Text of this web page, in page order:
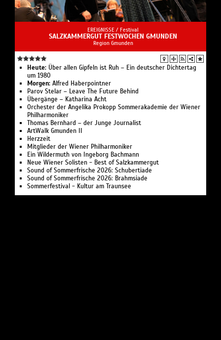
EREIGNISSE / Festival
SALZKAMMERGUT FESTWOCHEN GMUNDEN
Region Gmunden
Heute: Über allen Gipfeln ist Ruh – Ein deutscher Dichtertag
um 1980
Morgen: Alfred Haberpointner
Parov Stelar – Leave The Future Behind
Übergänge – Katharina Acht
Orchester der Angelika Prokopp Sommerakademie der Wiener
Philharmoniker
Thomas Bernhard – der Junge Journalist
ArtWalk Gmunden II
Herzzeit
Mitglieder der Wiener Philharmoniker
Ein Wildermuth von Ingeborg Bachmann
Neue Wiener Solisten - Best of Salzkammergut
Sound of Sommerfrische 2026: Schubertiade
Sound of Sommerfrische 2026: Brahmsiade
Sommerfestival - Kultur am Traunsee